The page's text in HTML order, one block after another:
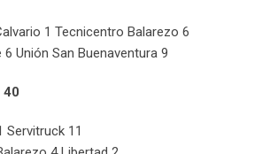
1 Tecnicentro Balarezo 6
6 Unión San Buenaventura 9
40
Servitruck 11